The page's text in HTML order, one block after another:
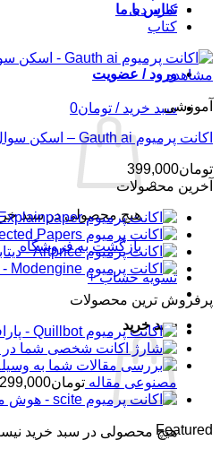
تماس با ما
ورود / عضویت
سبد خرید / تومان0
هیچ محصولی در سبد
بازگشت به فروشگاه
تسویه حساب +
سبد خرید
هیچ محصولی در سبد خرید
کاربردی
کتاب
مشاهده
آموزشی
اکانت پرمیوم Gauth ai – اسکن سوال و دریافت جواب
تومان399,000
آخرین محصولات
پرفروش ترین محصولات
مصنوعی مقاله تومان299,000
Featured